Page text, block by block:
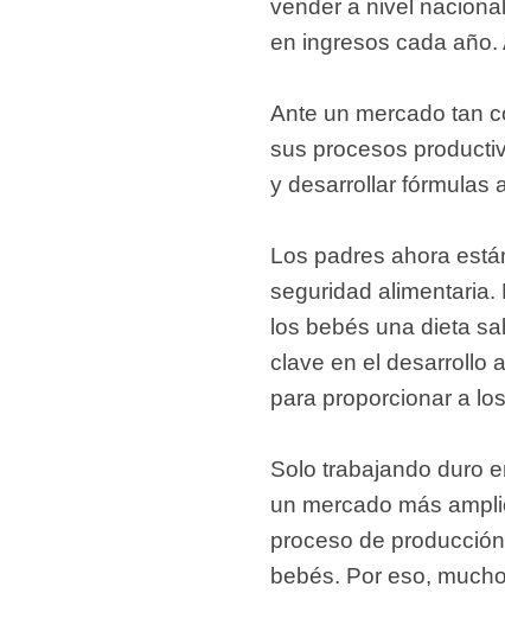
vender a nivel
en ingresos cada
Ante un mercado tan
sus procesos
y desarrollar fórmulas
Los padres ahora
seguridad alimentaria.
los bebés una dieta
clave en el desarrollo
para proporcionar a
Solo trabajando duro
un mercado más
proceso de
bebés. Por eso,